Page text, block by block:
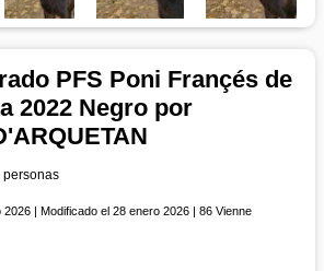
PFS Poni Françés de
2022 Negro por
personas
2026 | Modificado el 28 enero 2026 | 86 Vienne